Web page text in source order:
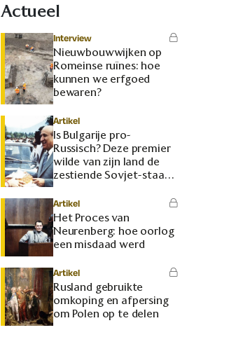
Actueel
Interview
Nieuwbouwwijken op
Romeinse ruïnes: hoe
kunnen we erfgoed
bewaren?
Artikel
Is Bulgarije pro-
Russisch? Deze premier
wilde van zijn land de
zestiende Sovjet-staat
maken
Artikel
Het Proces van
Neurenberg: hoe oorlog
een misdaad werd
Artikel
Rusland gebruikte
omkoping en afpersing
om Polen op te delen